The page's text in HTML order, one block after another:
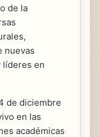
de la
nuevas
líderes en
de diciembre
en las
académicas